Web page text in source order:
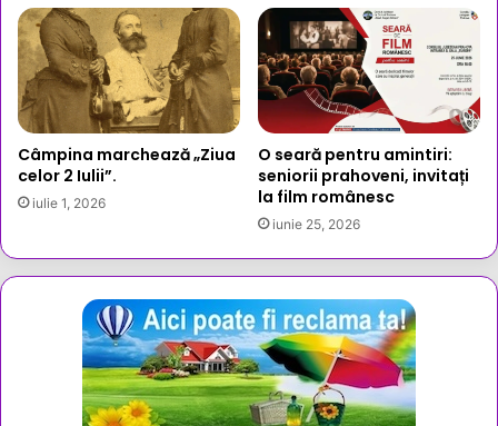
Câmpina marchează „Ziua
celor 2 Iulii”.
iulie 1, 2026
O seară pentru amintiri:
seniorii prahoveni, invitați
la film românesc
iunie 25, 2026